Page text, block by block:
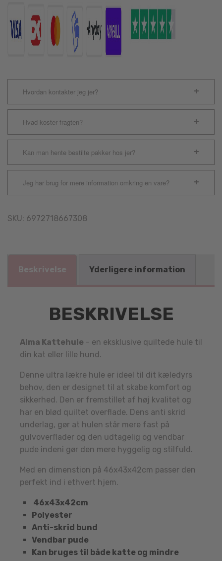
Hvordan kontakter jeg jer?
Hvad koster fragten?
Kan man hente bestilte pakker hos jer?
Jeg har brug for mere information omkring en vare?
SKU: 6972718667308
Beskrivelse Yderligere information
BESKRIVELSE
Alma Kattehule – en eksklusive quiltede hule til
din kat eller lille hund.
Denne ultra lækre hule er ideel til dit kæledyrs
behov, den er designet til at skabe komfort og
sikkerhed. Den er fremstillet af høj kvalitet og
har en blød quiltet overflade. Dens anti skrid
underlag, gør at hulen står mere fast på
gulvoverflader og den udtagelig og vendbar
pude indeni gør den mere hyggelig og stilfuld.
Med en dimenstion på 46x43x42cm passer den
perfekt ind i ethvert hjem.
46x43x42cm
Polyester
Anti-skrid bund
Vendbar pude
Kan bruges til både katte og mindre